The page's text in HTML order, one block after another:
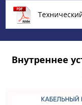
Внутреннее